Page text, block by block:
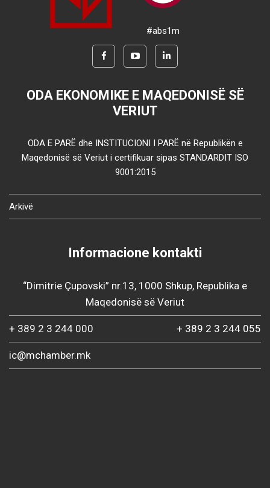
#abs1m
ODA EKONOMIKE E MAQEDONISË SË
VERIUT
ODA E PARË dhe INSTITUCIONI I PARË në Republikën e
Maqedonisë së Veriut i certifikuar sipas STANDARDIT ISO
9001:2015
Arkivë
Informacione kontakti
“Dimitrie Çupovski” nr.13, 1000 Shkup, Republika e
Maqedonisë së Veriut
+ 389 2 3 244 000 + 389 2 3 244 055
ic@mchamber.mk